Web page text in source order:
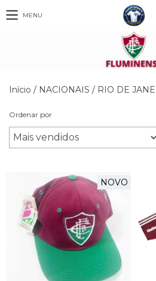
MENU
Início / NACIONAIS / RIO DE
Ordenar por
NOVO